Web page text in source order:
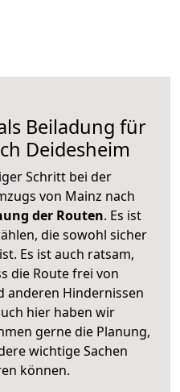
Beiladung für
Deidesheim
Schritt bei der
von Mainz nach
der Routen. Es ist
die sowohl sicher
Es ist auch ratsam,
die Route frei von
anderen Hindernissen
hier haben wir
gerne die Planung,
wichtige Sachen
können.